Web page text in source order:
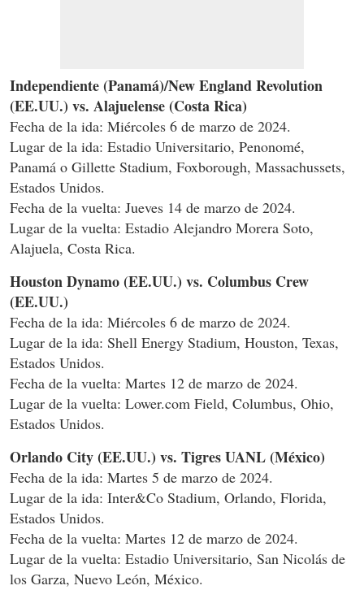
Independiente (Panamá)/New England Revolution
(EE.UU.) vs. Alajuelense (Costa Rica)
Fecha de la ida: Miércoles 6 de marzo de 2024.
Lugar de la ida: Estadio Universitario, Penonomé,
Panamá o Gillette Stadium, Foxborough, Massachussets,
Estados Unidos.
Fecha de la vuelta: Jueves 14 de marzo de 2024.
Lugar de la vuelta: Estadio Alejandro Morera Soto,
Alajuela, Costa Rica.
Houston Dynamo (EE.UU.) vs. Columbus Crew
(EE.UU.)
Fecha de la ida: Miércoles 6 de marzo de 2024.
Lugar de la ida: Shell Energy Stadium, Houston, Texas,
Estados Unidos.
Fecha de la vuelta: Martes 12 de marzo de 2024.
Lugar de la vuelta: Lower.com Field, Columbus, Ohio,
Estados Unidos.
Orlando City (EE.UU.) vs. Tigres UANL (México)
Fecha de la ida: Martes 5 de marzo de 2024.
Lugar de la ida: Inter&Co Stadium, Orlando, Florida,
Estados Unidos.
Fecha de la vuelta: Martes 12 de marzo de 2024.
Lugar de la vuelta: Estadio Universitario, San Nicolás de
los Garza, Nuevo León, México.